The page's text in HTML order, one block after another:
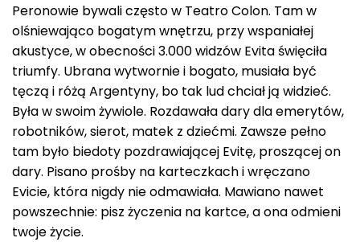
Peronowie bywali często w Teatro Colon. Tam w
olśniewająco bogatym wnętrzu, przy wspaniałej
akustyce, w obecności 3.000 widzów Evita święciła
triumfy. Ubrana wytwornie i bogato, musiała być
tęczą i różą Argentyny, bo tak lud chciał ją widzieć.
Była w swoim żywiole. Rozdawała dary dla emerytów,
robotników, sierot, matek z dziećmi. Zawsze pełno
tam było biedoty pozdrawiającej Evitę, proszącej on
dary. Pisano prośby na karteczkach i wręczano
Evicie, która nigdy nie odmawiała. Mawiano nawet
powszechnie: pisz życzenia na kartce, a ona odmieni
twoje życie.